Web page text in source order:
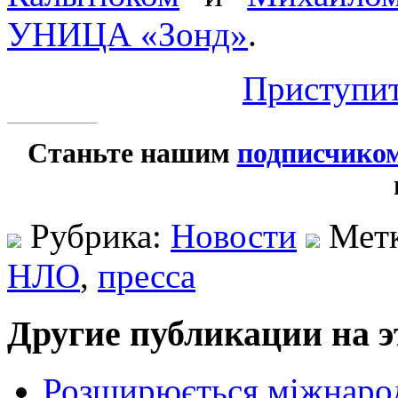
УНИЦА «Зонд».
Станьте нашим
Рубрика: Новости
НЛО, пресса
Другие публикации на